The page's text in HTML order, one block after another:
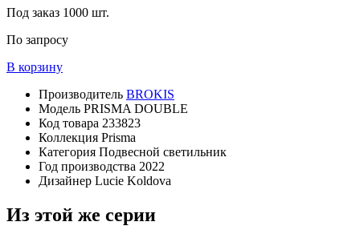
Под заказ 1000 шт.
По запросу
В корзину
Производитель BROKIS
Модель PRISMA DOUBLE
Код товара 233823
Коллекция Prisma
Категория Подвесной светильник
Год производства 2022
Дизайнер Lucie Koldova
Из этой же серии